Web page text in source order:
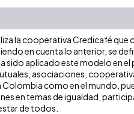
la cooperativa Credicafé que
en cuenta lo anterior, se
aplicado este modelo en el
asociaciones,
como en el mundo,
en temas de igualdad,
de todos.